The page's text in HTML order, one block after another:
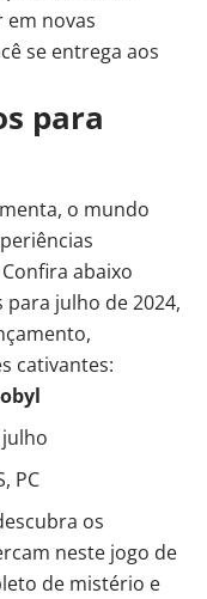
em novas
se entrega aos
para
o mundo
abaixo
julho de 2024,
cativantes:
PC
os
neste jogo de
de mistério e